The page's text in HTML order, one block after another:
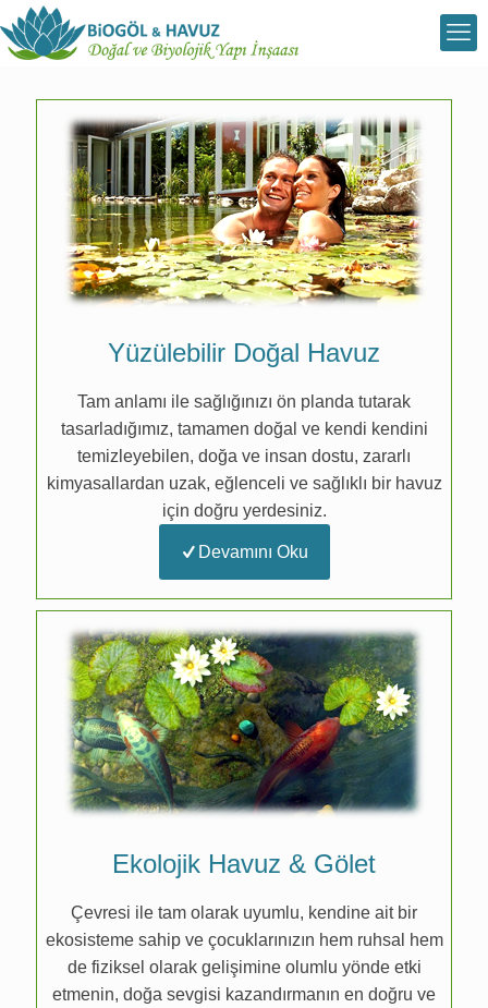
Yüzülebilir Doğal Havuz
Tam anlamı ile sağlığınızı ön planda tutarak
tasarladığımız, tamamen doğal ve kendi kendini
temizleyebilen, doğa ve insan dostu, zararlı
kimyasallardan uzak, eğlenceli ve sağlıklı bir havuz
için doğru yerdesiniz.
Devamını Oku
Ekolojik Havuz & Gölet
Çevresi ile tam olarak uyumlu, kendine ait bir
ekosisteme sahip ve çocuklarınızın hem ruhsal hem
de fiziksel olarak gelişimine olumlu yönde etki
etmenin, doğa sevgisi kazandırmanın en doğru ve